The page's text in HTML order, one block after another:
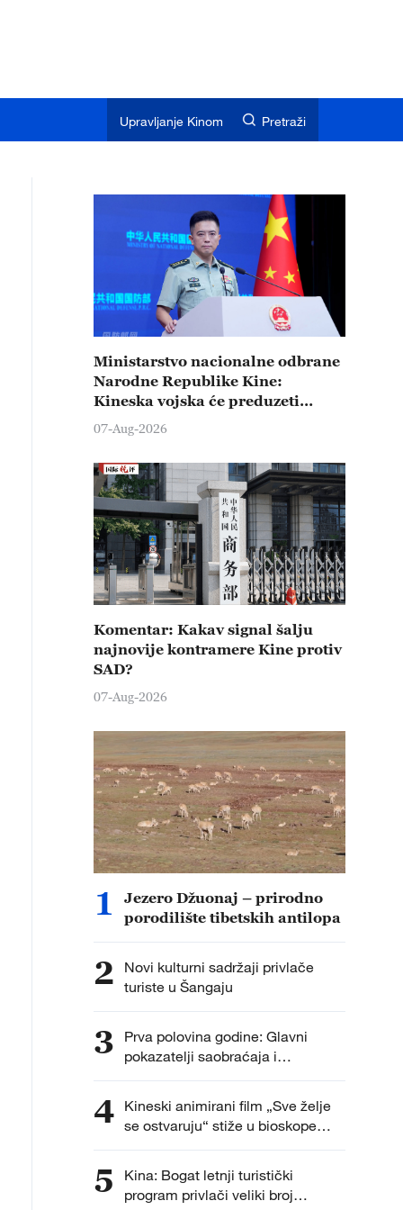
Upravljanje Kinom Pretraži
Ministarstvo nacionalne odbrane
Narodne Republike Kine:
Kineska vojska će preduzeti
čvrste kontramere protiv svih
provokativnih pokušaja
izazivanja nemira
07-Aug-2026
Komentar: Kakav signal šalju
najnovije kontramere Kine protiv
SAD?
07-Aug-2026
1
Jezero Džuonaj – prirodno
porodilište tibetskih antilopa
2
Novi kulturni sadržaji privlače
turiste u Šangaju
3
Prva polovina godine: Glavni
pokazatelji saobraćaja i
transporta u Kini zadržali rast
4 Kineski animirani film „Sve želje
se ostvaruju“ stiže u bioskope
širom sveta
5
Kina: Bogat letnji turistički
program privlači veliki broj